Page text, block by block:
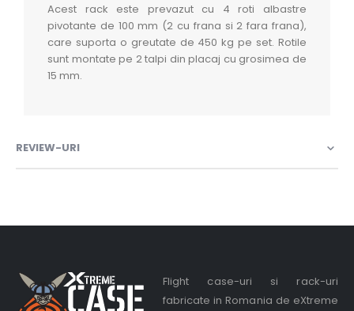
Acest rack este prevazut cu 4 roti albastre
pivotante de 100 mm (2 cu frana si 2 fara frana),
care suporta o greutate de 450 kg pe set. Rotile
sunt montate pe 2 talpi din placaj cu grosimea de
15 mm.
REVIEW-URI
Flight case-uri si rack-uri
fabricate in Romania de eXtreme